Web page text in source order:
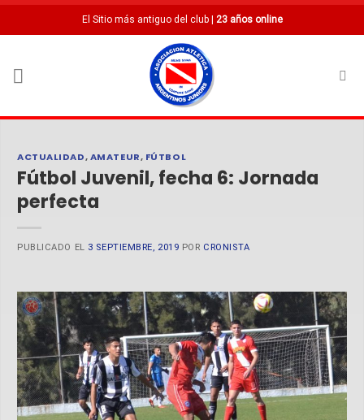
Saltar
El Sitio más antiguo del club | 23 años online
ACTUALIDAD,AMATEUR, FÚTBOL
Fútbol Juvenil, fecha 6: Jornada
perfecta
PUBLICADO EL 3 SEPTIEMBRE, 2019 POR CRONISTA